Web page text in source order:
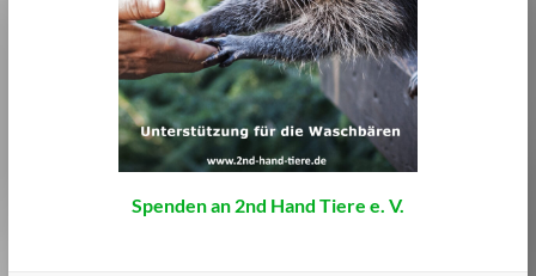
Spenden an 2nd Hand Tiere e. V.